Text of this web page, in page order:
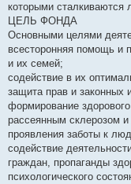
которыми
ЦЕЛЬ ФОНДА
Основными целями
всесторонняя помощь и
и их семей;
содействие в их
защита прав и законных
формирование
рассеянным склерозом
проявления заботы к
содействие
граждан, пропаганды
психологического